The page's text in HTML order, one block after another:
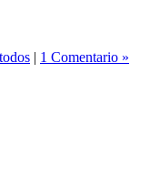
todos | 1 Comentario »